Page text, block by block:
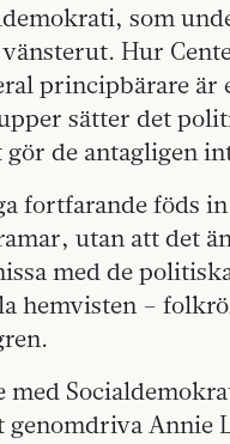
som
Hur
principbärare är
sätter det
de antagligen
fortfarande föds
utan att det
med de
hemvisten –
genomdriva Annie